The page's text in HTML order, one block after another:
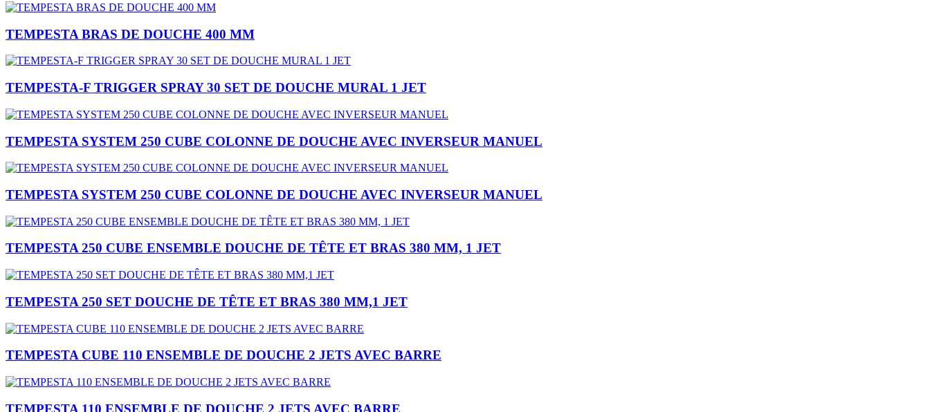
TEMPESTA BRAS DE DOUCHE 400 MM
TEMPESTA-F TRIGGER SPRAY 30 SET DE DOUCHE MURAL 1 JET
TEMPESTA SYSTEM 250 CUBE COLONNE DE DOUCHE AVEC INVERSEUR MANUEL
TEMPESTA SYSTEM 250 CUBE COLONNE DE DOUCHE AVEC INVERSEUR MANUEL
TEMPESTA 250 CUBE ENSEMBLE DOUCHE DE TÊTE ET BRAS 380 MM, 1 JET
TEMPESTA 250 SET DOUCHE DE TÊTE ET BRAS 380 MM,1 JET
TEMPESTA CUBE 110 ENSEMBLE DE DOUCHE 2 JETS AVEC BARRE
TEMPESTA 110 ENSEMBLE DE DOUCHE 2 JETS AVEC BARRE